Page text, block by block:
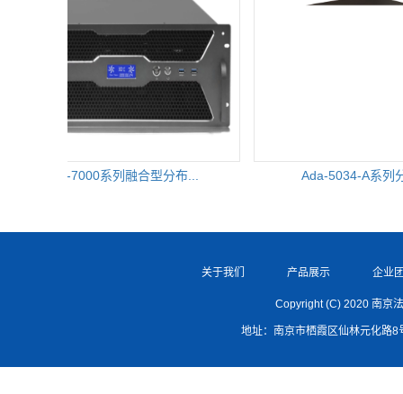
Ada-7000系列融合型分布... Ada-5034-A系列
关于我们 产品展示 企业
Copyright (C) 2020 南京
地址：南京市栖霞区仙林元化路